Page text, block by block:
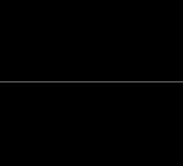
redes sociales de